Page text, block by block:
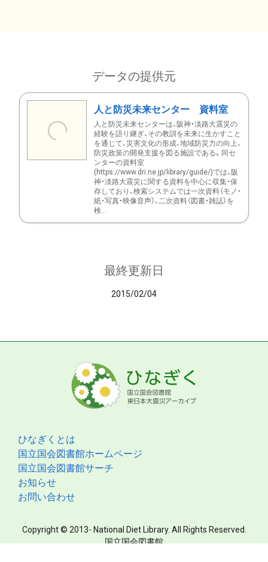
データの提供元
人と防災未来センター 資料室
人と防災未来センターは、阪神・淡路大震災の
経験を語り継ぎ、その教訓を未来に生かすこと
を通じて、災害文化の形成、地域防災力の向上、
防災政策の開発支援を図る施設である。同セ
ンターの資料室
(https://www.dri.ne.jp/library/guide/)では、阪
神・淡路大震災に関する資料を中心に収集・保
存しており、検索システムでは一次資料（モノ・
紙・写真・映像音声）、二次資料（図書・雑誌）を
検...
最終更新日
2015/02/04
ひなぎくとは
国立国会図書館ホームページ
国立国会図書館サーチ
お知らせ
お問い合わせ
Copyright © 2013- National Diet Library. All Rights Reserved.